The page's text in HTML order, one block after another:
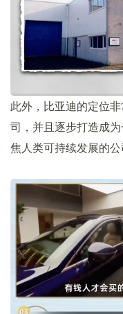
此外，比亚迪的定位
司，并且逐步打造成
焦人类可持续发展的公